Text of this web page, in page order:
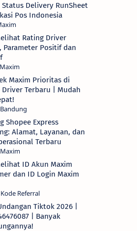
Status Delivery RunSheet
Pos Indonesia
Rating Driver
Parameter Positif dan
Maxim Prioritas di
Driver Terbaru | Mudah
Shopee Express
Alamat, Layanan, dan
Terbaru
ID Akun Maxim
dan ID Login Maxim
Tiktok 2026 |
| Banyak